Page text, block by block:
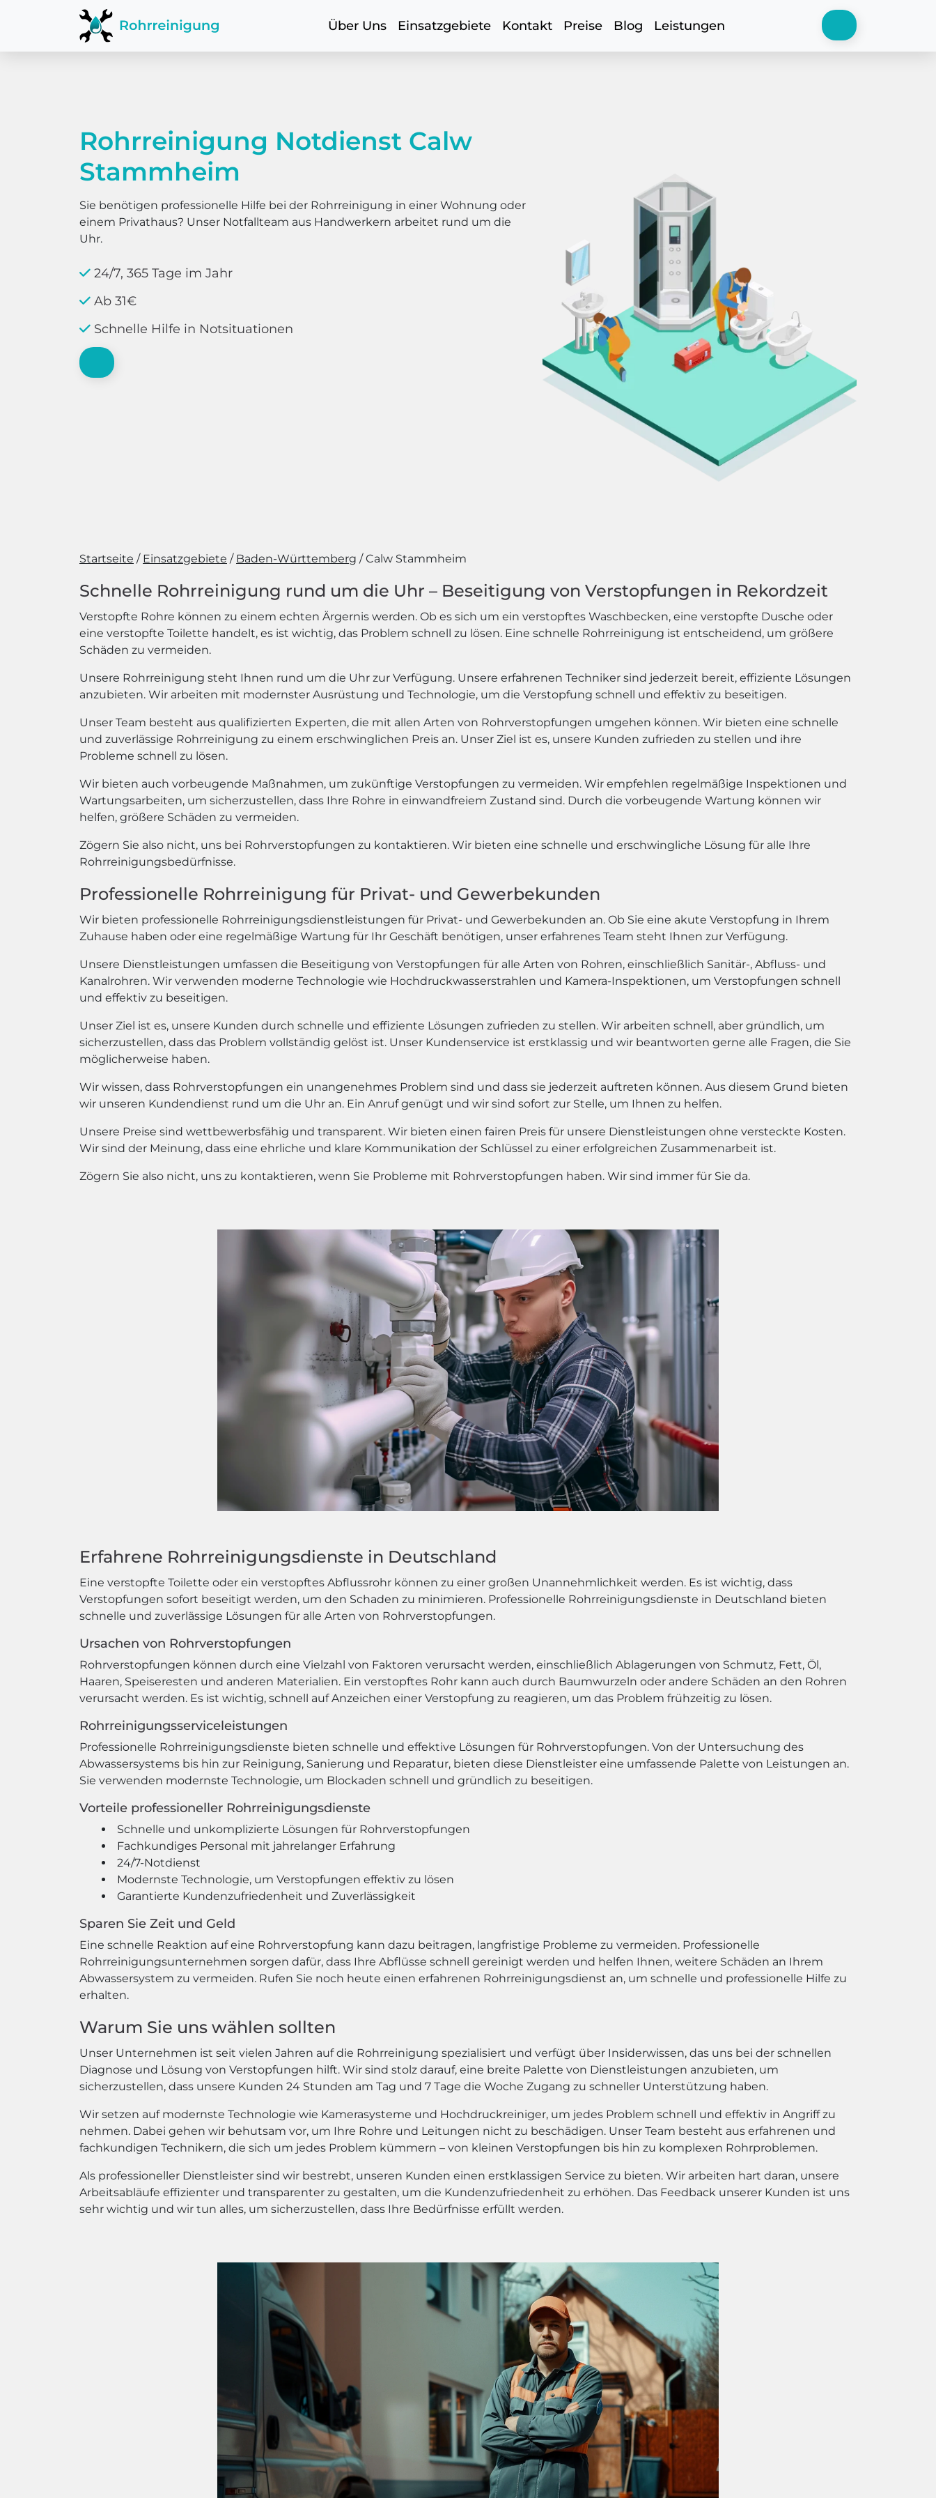
Über Uns Einsatzgebiete Kontakt Preise Blog Leistungen
Rohrreinigung Notdienst Calw
Stammheim
Sie benötigen professionelle Hilfe bei der Rohrreinigung in einer Wohnung oder
einem Privathaus? Unser Notfallteam aus Handwerkern arbeitet rund um die
Uhr.
24/7, 365 Tage im Jahr
Ab 31€
Schnelle Hilfe in Notsituationen
Startseite Einsatzgebiete Baden-Württemberg Calw Stammheim
Schnelle Rohrreinigung rund um die Uhr – Beseitigung von Verstopfungen in Rekordzeit
Verstopfte Rohre können zu einem echten Ärgernis werden. Ob es sich um ein verstopftes Waschbecken, eine verstopfte Dusche oder
eine verstopfte Toilette handelt, es ist wichtig, das Problem schnell zu lösen. Eine schnelle Rohrreinigung ist entscheidend, um größere
Schäden zu vermeiden.
Unsere Rohrreinigung steht Ihnen rund um die Uhr zur Verfügung. Unsere erfahrenen Techniker sind jederzeit bereit, effiziente Lösungen
anzubieten. Wir arbeiten mit modernster Ausrüstung und Technologie, um die Verstopfung schnell und effektiv zu beseitigen.
Unser Team besteht aus qualifizierten Experten, die mit allen Arten von Rohrverstopfungen umgehen können. Wir bieten eine schnelle
und zuverlässige Rohrreinigung zu einem erschwinglichen Preis an. Unser Ziel ist es, unsere Kunden zufrieden zu stellen und ihre
Probleme schnell zu lösen.
Wir bieten auch vorbeugende Maßnahmen, um zukünftige Verstopfungen zu vermeiden. Wir empfehlen regelmäßige Inspektionen und
Wartungsarbeiten, um sicherzustellen, dass Ihre Rohre in einwandfreiem Zustand sind. Durch die vorbeugende Wartung können wir
helfen, größere Schäden zu vermeiden.
Zögern Sie also nicht, uns bei Rohrverstopfungen zu kontaktieren. Wir bieten eine schnelle und erschwingliche Lösung für alle Ihre
Rohrreinigungsbedürfnisse.
Professionelle Rohrreinigung für Privat- und Gewerbekunden
Wir bieten professionelle Rohrreinigungsdienstleistungen für Privat- und Gewerbekunden an. Ob Sie eine akute Verstopfung in Ihrem
Zuhause haben oder eine regelmäßige Wartung für Ihr Geschäft benötigen, unser erfahrenes Team steht Ihnen zur Verfügung.
Unsere Dienstleistungen umfassen die Beseitigung von Verstopfungen für alle Arten von Rohren, einschließlich Sanitär-, Abfluss- und
Kanalrohren. Wir verwenden moderne Technologie wie Hochdruckwasserstrahlen und Kamera-Inspektionen, um Verstopfungen schnell
und effektiv zu beseitigen.
Unser Ziel ist es, unsere Kunden durch schnelle und effiziente Lösungen zufrieden zu stellen. Wir arbeiten schnell, aber gründlich, um
sicherzustellen, dass das Problem vollständig gelöst ist. Unser Kundenservice ist erstklassig und wir beantworten gerne alle Fragen, die Sie
möglicherweise haben.
Wir wissen, dass Rohrverstopfungen ein unangenehmes Problem sind und dass sie jederzeit auftreten können. Aus diesem Grund bieten
wir unseren Kundendienst rund um die Uhr an. Ein Anruf genügt und wir sind sofort zur Stelle, um Ihnen zu helfen.
Unsere Preise sind wettbewerbsfähig und transparent. Wir bieten einen fairen Preis für unsere Dienstleistungen ohne versteckte Kosten.
Wir sind der Meinung, dass eine ehrliche und klare Kommunikation der Schlüssel zu einer erfolgreichen Zusammenarbeit ist.
Zögern Sie also nicht, uns zu kontaktieren, wenn Sie Probleme mit Rohrverstopfungen haben. Wir sind immer für Sie da.
Erfahrene Rohrreinigungsdienste in Deutschland
Eine verstopfte Toilette oder ein verstopftes Abflussrohr können zu einer großen Unannehmlichkeit werden. Es ist wichtig, dass
Verstopfungen sofort beseitigt werden, um den Schaden zu minimieren. Professionelle Rohrreinigungsdienste in Deutschland bieten
schnelle und zuverlässige Lösungen für alle Arten von Rohrverstopfungen.
Ursachen von Rohrverstopfungen
Rohrverstopfungen können durch eine Vielzahl von Faktoren verursacht werden, einschließlich Ablagerungen von Schmutz, Fett, Öl,
Haaren, Speiseresten und anderen Materialien. Ein verstopftes Rohr kann auch durch Baumwurzeln oder andere Schäden an den Rohren
verursacht werden. Es ist wichtig, schnell auf Anzeichen einer Verstopfung zu reagieren, um das Problem frühzeitig zu lösen.
Rohrreinigungsserviceleistungen
Professionelle Rohrreinigungsdienste bieten schnelle und effektive Lösungen für Rohrverstopfungen. Von der Untersuchung des
Abwassersystems bis hin zur Reinigung, Sanierung und Reparatur, bieten diese Dienstleister eine umfassende Palette von Leistungen an.
Sie verwenden modernste Technologie, um Blockaden schnell und gründlich zu beseitigen.
Vorteile professioneller Rohrreinigungsdienste
Schnelle und unkomplizierte Lösungen für Rohrverstopfungen
Fachkundiges Personal mit jahrelanger Erfahrung
24/7-Notdienst
Modernste Technologie, um Verstopfungen effektiv zu lösen
Garantierte Kundenzufriedenheit und Zuverlässigkeit
Sparen Sie Zeit und Geld
Eine schnelle Reaktion auf eine Rohrverstopfung kann dazu beitragen, langfristige Probleme zu vermeiden. Professionelle
Rohrreinigungsunternehmen sorgen dafür, dass Ihre Abflüsse schnell gereinigt werden und helfen Ihnen, weitere Schäden an Ihrem
Abwassersystem zu vermeiden. Rufen Sie noch heute einen erfahrenen Rohrreinigungsdienst an, um schnelle und professionelle Hilfe zu
erhalten.
Warum Sie uns wählen sollten
Unser Unternehmen ist seit vielen Jahren auf die Rohrreinigung spezialisiert und verfügt über Insiderwissen, das uns bei der schnellen
Diagnose und Lösung von Verstopfungen hilft. Wir sind stolz darauf, eine breite Palette von Dienstleistungen anzubieten, um
sicherzustellen, dass unsere Kunden 24 Stunden am Tag und 7 Tage die Woche Zugang zu schneller Unterstützung haben.
Wir setzen auf modernste Technologie wie Kamerasysteme und Hochdruckreiniger, um jedes Problem schnell und effektiv in Angriff zu
nehmen. Dabei gehen wir behutsam vor, um Ihre Rohre und Leitungen nicht zu beschädigen. Unser Team besteht aus erfahrenen und
fachkundigen Technikern, die sich um jedes Problem kümmern – von kleinen Verstopfungen bis hin zu komplexen Rohrproblemen.
Als professioneller Dienstleister sind wir bestrebt, unseren Kunden einen erstklassigen Service zu bieten. Wir arbeiten hart daran, unsere
Arbeitsabläufe effizienter und transparenter zu gestalten, um die Kundenzufriedenheit zu erhöhen. Das Feedback unserer Kunden ist uns
sehr wichtig und wir tun alles, um sicherzustellen, dass Ihre Bedürfnisse erfüllt werden.